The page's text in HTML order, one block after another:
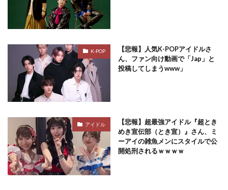
K-POP
【悲報】人気K-POPアイドルさ
ん、ファン向け動画で「Jap」と
投稿してしまうwww」
アイドル
【悲報】超最強アイドル『超とき
めき宣伝部（とき宣）』さん、ミ
ーアイの雑魚メンにスタイルで公
開処刑されるｗｗｗｗ